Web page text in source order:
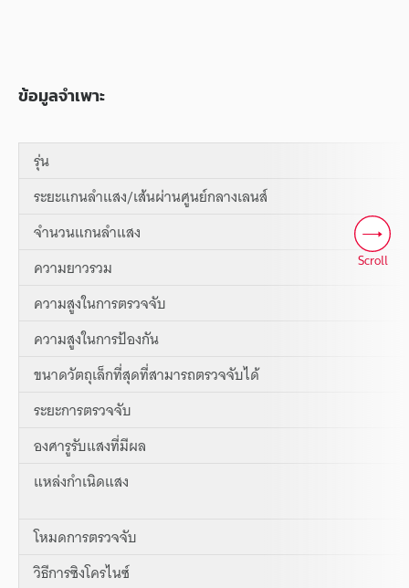
ข้อมูลจำเพาะ
รุ่น
ระยะแกนลำแสง/เส้นผ่านศูนย์กลางเลนส์
จำนวนแกนลำแสง
ความยาวรวม
ความสูงในการตรวจจับ
ความสูงในการป้องกัน
ขนาดวัตถุเล็กที่สุดที่สามารถตรวจจับได้
ระยะการตรวจจับ
องศารูรับแสงที่มีผล
แหล่งกำเนิดแสง
โหมดการตรวจจับ
วิธีการซิงโครไนซ์
Scroll